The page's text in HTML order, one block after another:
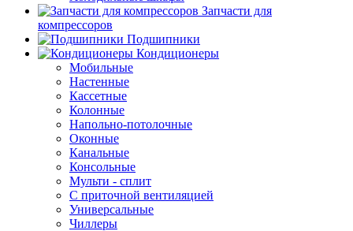
Запчасти для
компрессоров
Подшипники
Кондиционеры
Мобильные
Настенные
Кассетные
Колонные
Напольно-потолочные
Оконные
Канальные
Консольные
Мульти - сплит
С приточной вентиляцией
Универсальные
Чиллеры